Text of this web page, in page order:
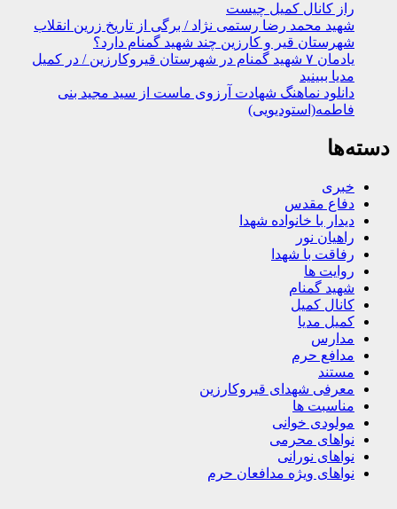
راز کانال کمیل چیست
شهید محمد رضا رستمی نژاد / برگی از تاریخ زرین انقلاب
شهرستان قیر و کارزین چند شهید گمنام دارد؟
یادمان ۷ شهید گمنام در شهرستان قیروکارزین / در کمیل
مدیا ببینید
دانلود نماهنگ شهادت آرزوی ماست از سید مجید بنی
فاطمه(استودیویی)
دسته‌ها
خبری
دفاع مقدس
دیدار با خانواده شهدا
راهیان نور
رفاقت با شهدا
روایت ها
شهید گمنام
کانال کمیل
کمیل مدیا
مدارس
مدافع حرم
مستند
معرفی شهدای قیروکارزین
مناسبت ها
مولودی خوانی
نواهای محرمی
نواهای نورانی
نواهای ویژه مدافعان حرم